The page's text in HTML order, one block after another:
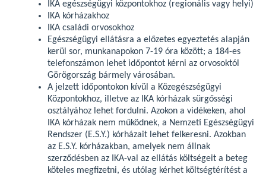
IKA egészségügyi központokhoz (regionális vagy helyi)
IKA kórházakhoz
IKA családi orvosokhoz
Egészségügyi ellátásra a előzetes egyeztetés alapján
kerül sor, munkanapokon 7-19 óra között; a 184-es
telefonszámon lehet időpontot kérni az orvosoktól
Görögország bármely városában.
A jelzett időpontokon kívül a Közegészségügyi
Központokhoz, illetve az IKA kórházak sürgősségi
osztályához lehet fordulni. Azokon a vidékeken, ahol
IKA kórházak nem működnek, a Nemzeti Egészségügyi
Rendszer (E.S.Y.) kórházait lehet felkeresni. Azokban
az E.S.Y. kórházakban, amelyek nem állnak
szerződésben az IKA-val az ellátás költségeit a beteg
köteles megfizetni, és utólag kérhet költségtérítést a